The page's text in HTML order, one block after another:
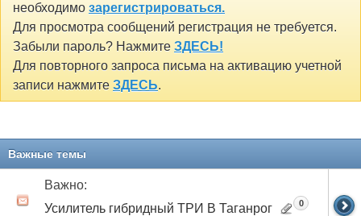
необходимо зарегистрироваться.
Для просмотра сообщений регистрация не требуется.
Забыли пароль? Нажмите ЗДЕСЬ!
Для повторного запроса письма на активацию учетной
записи нажмите ЗДЕСЬ.
Важные темы
Важно:
Усилитель гибридный ТРИ В Таганрог
0